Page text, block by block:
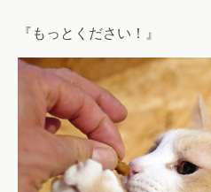
『もっとください！』